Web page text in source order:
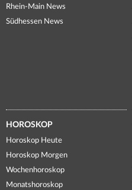
Rhein-Main News
Südhessen News
HOROSKOP
Horoskop Heute
Horoskop Morgen
Wochenhoroskop
Monatshoroskop